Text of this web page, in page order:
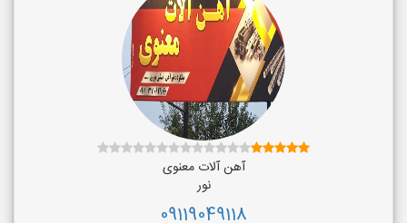
آهن آلات معنوی
نور
09119049118